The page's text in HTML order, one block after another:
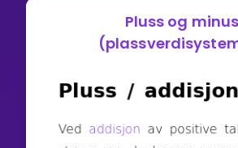
Pluss og minus